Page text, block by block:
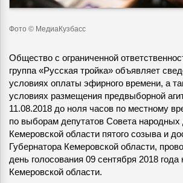
Фото © МедиаКузбасс
Общество с ограниченной
группа «Русская тройка» объявляет
условиях оплаты эфирного времени, а
условиях размещения предвыборной
11.08.2018 до ноля часов по местному
по выборам депутатов Совета народных
Кемеровской области пятого созыва и
Губернатора Кемеровской области,
день голосования 09 сентября 2018 года
Кемеровской области.